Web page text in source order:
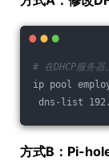
# 在DHCP服务器
ip pool
dns-list
方式B：Pi-